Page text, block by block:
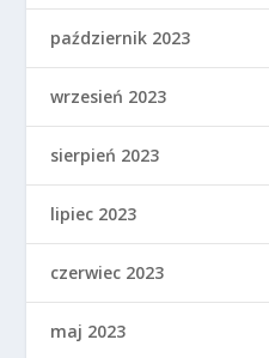
październik 2023
wrzesień 2023
sierpień 2023
lipiec 2023
czerwiec 2023
maj 2023